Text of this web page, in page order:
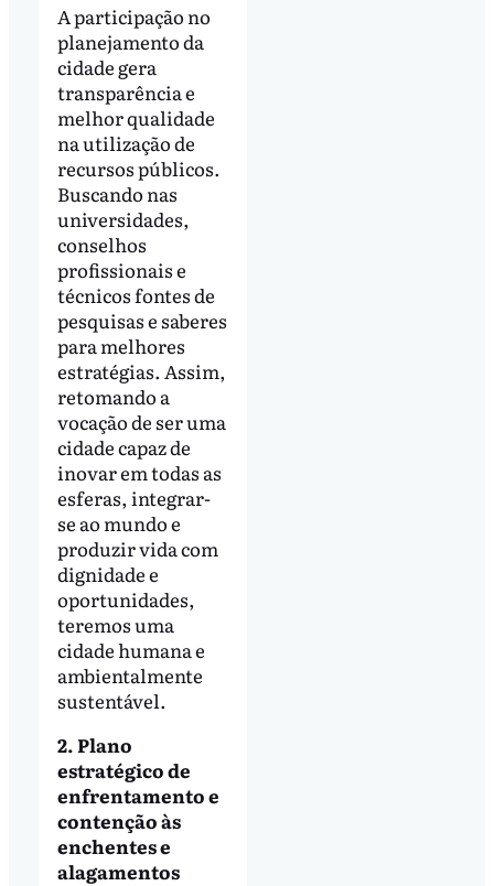
A participação no
planejamento da
cidade gera
transparência e
melhor qualidade
na utilização de
recursos públicos.
Buscando nas
universidades,
conselhos
profissionais e
técnicos fontes de
pesquisas e saberes
para melhores
estratégias. Assim,
retomando a
vocação de ser uma
cidade capaz de
inovar em todas as
esferas, integrar-
se ao mundo e
produzir vida com
dignidade e
oportunidades,
teremos uma
cidade humana e
ambientalmente
sustentável.
2. Plano
estratégico de
enfrentamento e
contenção às
enchentes e
alagamentos